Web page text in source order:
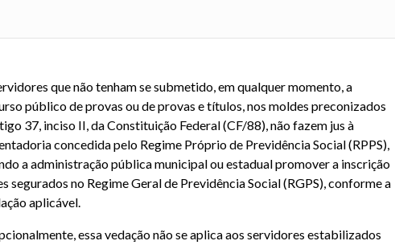
que não tenham se submetido, em qualquer momento, a
público de provas ou de provas e títulos, nos moldes preconizados
37, inciso II, da Constituição Federal (CF/88), não fazem jus à
concedida pelo Regime Próprio de Previdência Social (RPPS),
a administração pública municipal ou estadual promover a inscrição
segurados no Regime Geral de Previdência Social (RGPS), conforme a
aplicável.
essa vedação não se aplica aos servidores estabilizados